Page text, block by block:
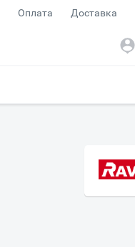
Оплата Доставка